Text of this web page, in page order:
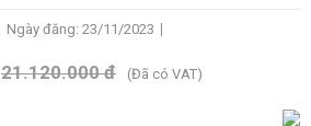
Ngày đăng: 23/11/2023
21.120.000 đ (Đã có VAT)